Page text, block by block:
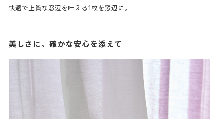
快適で上質な窓辺を叶える1枚を窓辺に。
美しさに、確かな安心を添えて